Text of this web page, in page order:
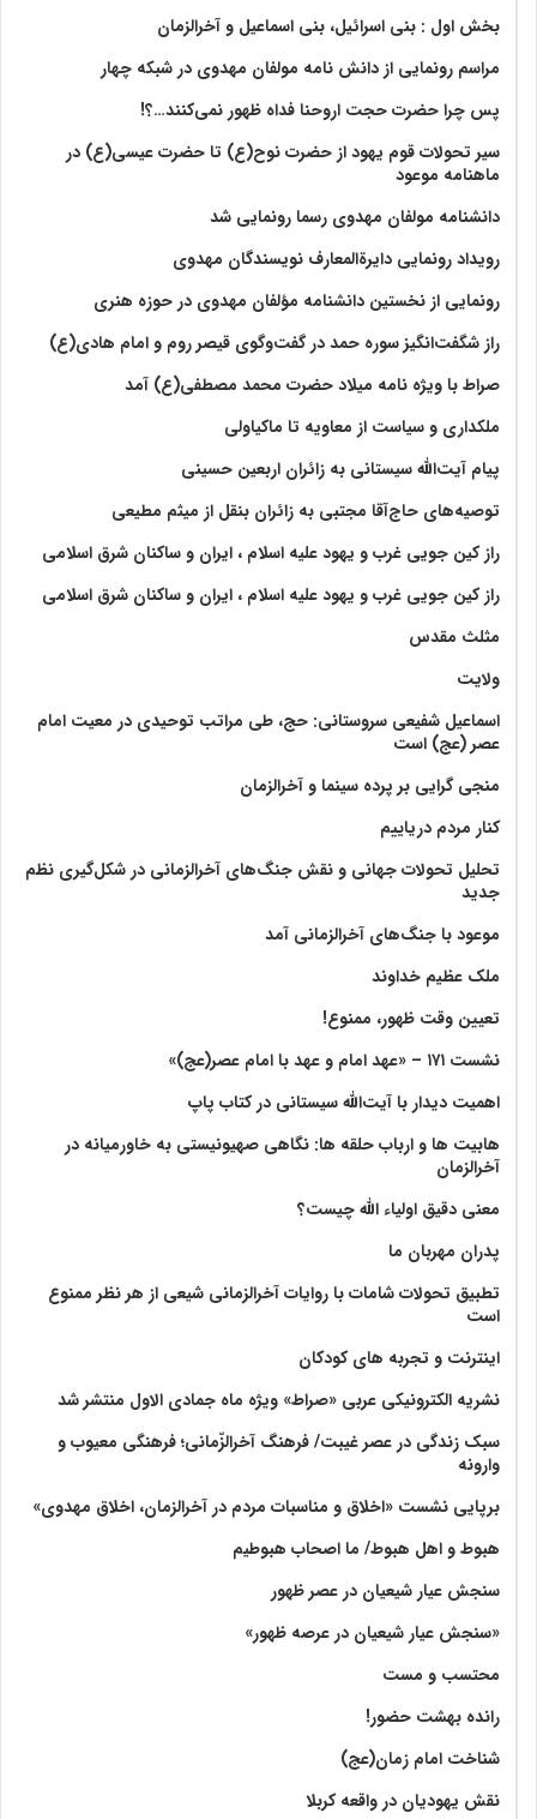
بخش اول : بنی اسرائیل، بنی اسماعیل و آخرالزمان
مراسم رونمایی از دانش نامه مولفان مهدوی در شبکه چهار
پس چرا حضرت حجت اروحنا فداه ظهور نمی‌کنند…؟!
سیر تحولات قوم یهود از حضرت نوح(ع) تا حضرت عیسی(ع) در
ماهنامه موعود
دانشنامه مولفان مهدوی رسما رونمایی شد
رویداد رونمایی دایرةالمعارف نویسندگان مهدوی
رونمایی از نخستین دانشنامه مؤلفان مهدوی در حوزه هنری
راز شگفت‌انگیز سوره حمد در گفت‌وگوی قیصر روم و امام هادی(ع)
صراط با ویژه نامه میلاد حضرت محمد مصطفی(ع) آمد
ملکداری و سیاست از معاویه تا ماکیاولی
پیام آیت‌الله سیستانی به زائران اربعین حسینی
توصیه‌های حاج‌آقا مجتبی به زائران بنقل از میثم مطیعی
راز کین جویی غرب و یهود علیه اسلام ، ایران و ساکنان شرق اسلامی
راز کین جویی غرب و یهود علیه اسلام ، ایران و ساکنان شرق اسلامی
مثلث مقدس
ولايت‏
اسماعیل شفیعی سروستانی: حج، طی مراتب توحیدی در معیت امام
عصر (عج) است
منجی گرایی بر پرده سینما و آخرالزمان
کنار مردم دریاییم
تحلیل تحولات جهانی و نقش جنگ‌های آخرالزمانی در شکل‌گیری نظم
جدید
موعود با جنگ‌های آخرالزمانی آمد
ملک عظیم خداوند
تعیین وقت ظهور، ممنوع!
نشست ۱۷۱ – «عهد امام و عهد با امام عصر(عج)»
اهمیت دیدار با آیت‌الله سیستانی در کتاب پاپ
هابیت ها و ارباب حلقه ها: نگاهی صهیونیستی به خاورمیانه در
آخرالزمان
معنی دقیق اولیاء الله چیست؟
پدران مهربان ما
تطبیق تحولات شامات با روایات آخرالزمانی شیعی از هر نظر ممنوع
است
اینترنت و تجربه های کودکان
نشریه الکترونیکی عربی «صراط» ویژه ماه جمادی الاول منتشر شد
سبک زندگی در عصر غیبت/ فرهنگ آخرالزّمانی؛ فرهنگی معیوب و
وارونه
برپایی نشست «اخلاق و مناسبات مردم در آخرالزمان، اخلاق مهدوی»
هبوط و اهل هبوط/ ما اصحاب هبوطیم
سنجش عیار شیعیان در عصر ظهور
«سنجش عیار شیعیان در عرصه ظهور»
محتسب و مست
رانده بهشت‌ حضور!
شناخت امام زمان(عج)
نقش یهودیان در واقعه کربلا